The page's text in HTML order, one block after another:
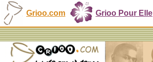
Grioo.com Grioo Pour Elle